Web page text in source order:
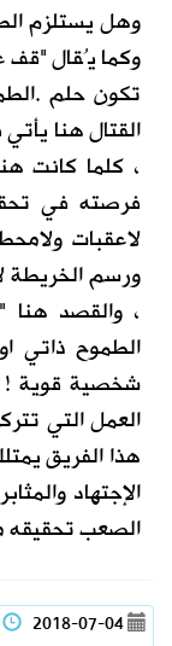
وهل يستلزم
وكما يُقال "قف
تكون حلم
القتال هنا
، كلما كانت
فرصته في
لاعقبات
ورسم الخريطة
، والقصد هنا
الطموح ذاتي
شخصية قوية !
العمل التي
هذا الفريق
الإجتهاد
الصعب
2018-07-04